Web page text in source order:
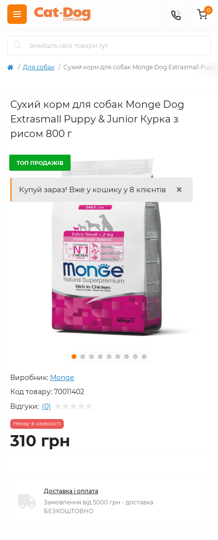
0
Для собак Сухий корм для собак Monge Dog Extrasmall
Сухий корм для собак Monge Dog
Extrasmall Puppy & Junior Курка з
рисом 800 г
Купуй зараз! Вже у кошику у 8 клієнтів ×
ТОП ПРОДАЖІВ
Виробник: Monge
Код товару: 70011402
Відгуки: (0)
Немає в наявності
310 грн
Доставка і оплата
Замовлення від 5000 грн - доставка
БЕЗКОШТОВНО